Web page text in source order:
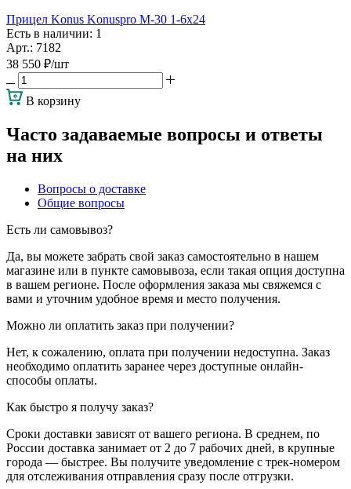
Прицел Konus Konuspro M-30 1-6x24
Есть в наличии: 1
Арт.: 7182
38 550 ₽/шт
В корзину
Часто задаваемые вопросы и ответы
на них
Вопросы о доставке
Общие вопросы
Есть ли самовывоз?
Да, вы можете забрать свой заказ самостоятельно в нашем
магазине или в пункте самовывоза, если такая опция доступна
в вашем регионе. После оформления заказа мы свяжемся с
вами и уточним удобное время и место получения.
Можно ли оплатить заказ при получении?
Нет, к сожалению, оплата при получении недоступна. Заказ
необходимо оплатить заранее через доступные онлайн-
способы оплаты.
Как быстро я получу заказ?
Сроки доставки зависят от вашего региона. В среднем, по
России доставка занимает от 2 до 7 рабочих дней, в крупные
города — быстрее. Вы получите уведомление с трек-номером
для отслеживания отправления сразу после отгрузки.